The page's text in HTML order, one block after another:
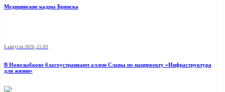
Медицинские кадры Брянска
6 августа 2026, 15:03
В Новозыбкове благоустраивают аллею Славы по нацпроекту «Инфраструктура
для жизни»